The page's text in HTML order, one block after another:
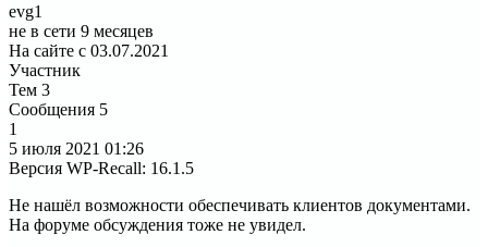
evg1
не в сети 9 месяцев
На сайте с 03.07.2021
Участник
Тем 3
Сообщения 5
1
5 июля 2021 01:26
Версия WP-Recall: 16.1.5
Не нашёл возможности обеспечивать клиентов документами.
На форуме обсуждения тоже не увидел.